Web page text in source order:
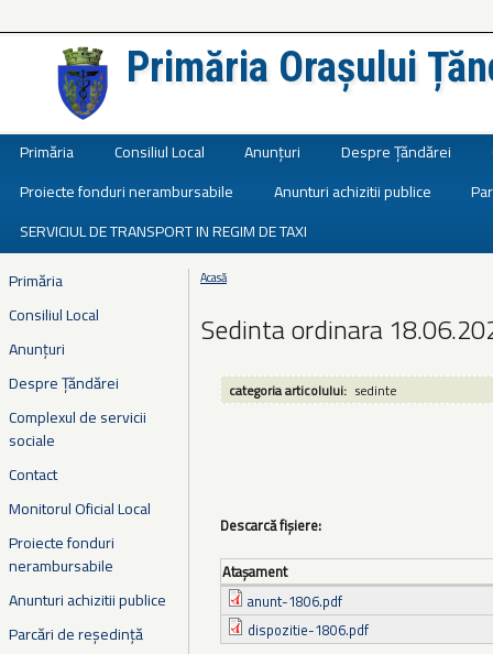
Primăria Orașului
Primăria Consiliul Local Anunțuri Despre Țăndărei
Proiecte fonduri nerambursabile
Anunturi achizitii publice
SERVICIUL DE TRANSPORT IN REGIM DE TAXI
Primăria
Consiliul Local
Anunțuri
Despre Țăndărei
Complexul de servicii
sociale
Contact
Monitorul Oficial Local
Proiecte fonduri
nerambursabile
Anunturi achizitii publice
Parcări de reședință
Eşti aici
Acasă
Sedinta ordinara
categoria articolului: sedinte
Descarcă fișiere:
Ataşament
anunt-1806.pdf
dispozitie-1806.pdf